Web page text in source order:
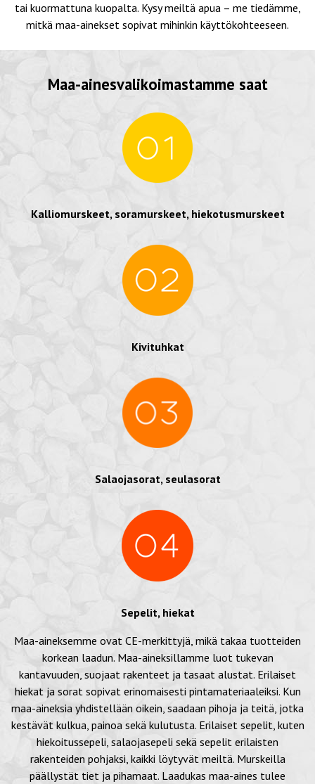
tai kuormattuna kuopalta. Kysy meiltä apua– me tiedämme,
mitkä maa-ainekset sopivat mihinkin käyttökohteeseen.
Maa-ainesvalikoimastamme saat
Kalliomurskeet, soramurskeet, hiekotusmurskeet
Kivituhkat
Salaojasorat, seulasorat
Sepelit, hiekat
Maa-aineksemme ovat CE-merkittyjä, mikä takaa tuotteiden
korkean laadun. Maa-aineksillamme luot tukevan
kantavuuden, suojaat rakenteet ja tasaat alustat. Erilaiset
hiekat ja sorat sopivat erinomaisesti pintamateriaaleiksi. Kun
maa-aineksia yhdistellään oikein, saadaan pihoja ja teitä, jotka
kestävät kulkua, painoa sekä kulutusta. Erilaiset sepelit, kuten
hiekoitussepeli, salaojasepeli sekä sepelit erilaisten
rakenteiden pohjaksi, kaikki löytyvät meiltä. Murskeilla
päällystät tiet ja pihamaat. Laadukas maa-aines tulee